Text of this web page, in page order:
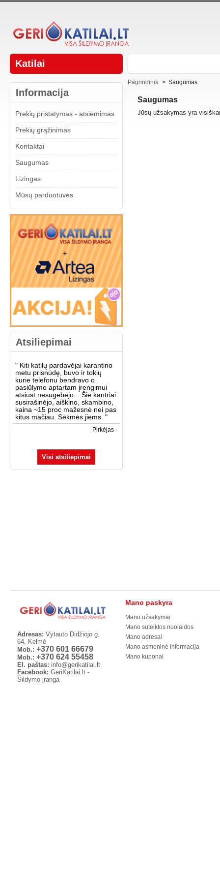
Katilai
Informacija
Prekių pristatymas - atsiėmimas
Prekių grąžinimas
Kontaktai
Saugumas
Lizingas
Mūsų parduotuvės
Atsiliepimai
" Kiti katilų pardavėjai karantino
metu prisnūdę, buvo ir tokių
kurie telefonu bendravo o
pasiūlymo aptartam įrengimui
atsiūst nesugebėjo... Šie kantriai
susirašinėjo, aiškino, skambino,
kaina ~15 proc mažesnė nei pas
kitus mačiau. Sėkmės jiems. "
Pirkėjas -
Visi atsiliepimai
Pagrindinis > Saugumas
Saugumas
Jūsų užsakymas yra
Adresas: Vytauto Didžiojo g.
64, Kelmė
Mob.: +370 601 66679
Mob.: +370 624 55458
El. paštas: info@gerikatilai.lt
Facebook: GeriKatilai.lt -
Šildymo įranga
Mano paskyra
Mano užsakymai
Mano suteiktos nuolaidos
Mano adresai
Mano asmeninė informacija
Mano kuponai